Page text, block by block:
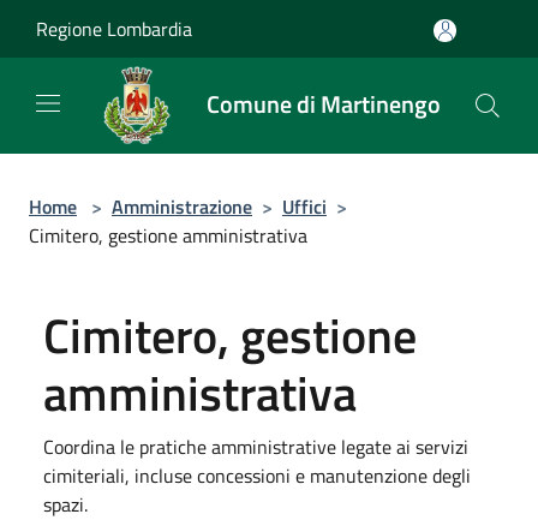
Regione Lombardia
Comune di Martinengo
Home > Amministrazione > Uffici >
Cimitero, gestione amministrativa
Cimitero, gestione
amministrativa
Coordina le pratiche amministrative legate ai servizi
cimiteriali, incluse concessioni e manutenzione degli
spazi.